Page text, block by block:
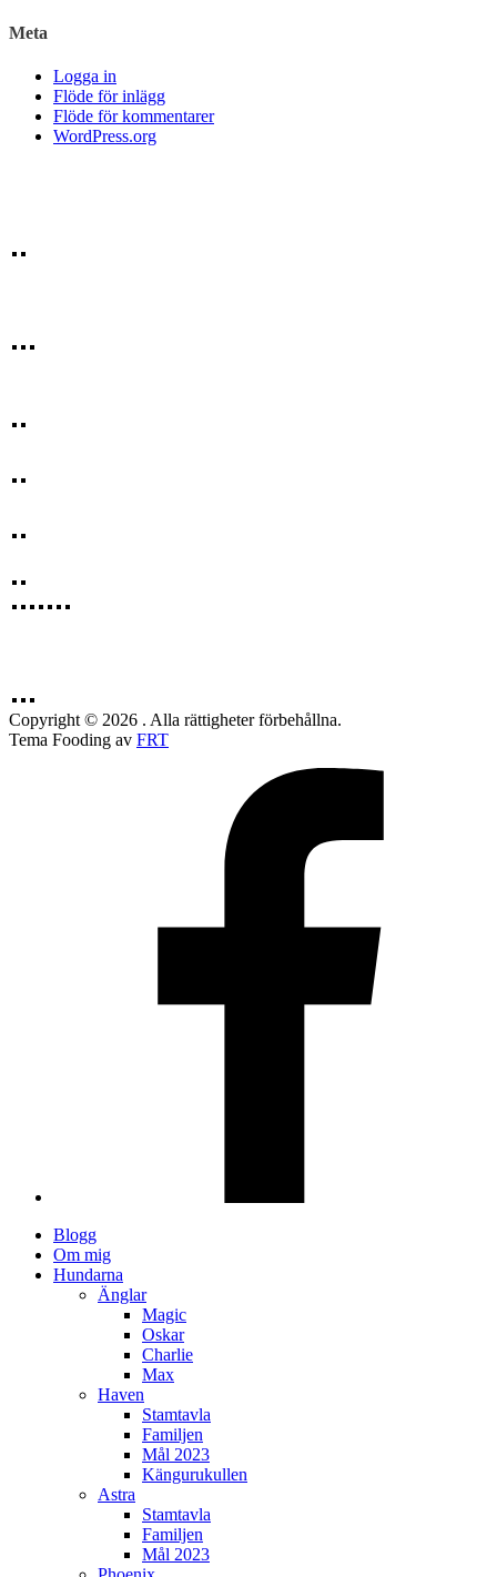
Meta
Logga in
Flöde för inlägg
Flöde för kommentarer
WordPress.org
Copyright © 2026 . Alla rättigheter förbehållna.
Tema Fooding av FRT
Blogg
Om mig
Hundarna
Änglar
Magic
Oskar
Charlie
Max
Haven
Stamtavla
Familjen
Mål 2023
Kängurukullen
Astra
Stamtavla
Familjen
Mål 2023